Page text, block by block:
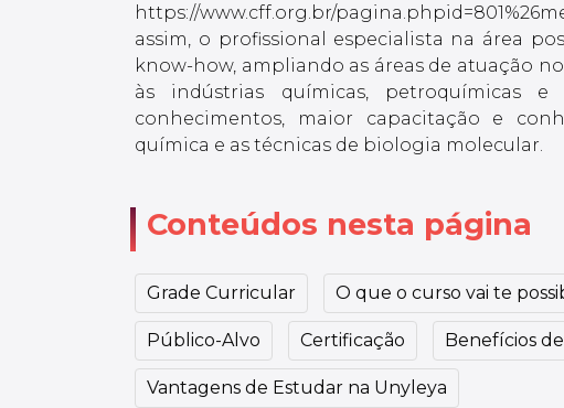
https://www.cff.org.br/
assim, o profissional especialista na área
know-how, ampliando as áreas de atuação
às indústrias químicas, petroquímicas
conhecimentos, maior capacitação e
química e as técnicas de biologia molecular.
Conteúdos nesta página
Grade Curricular O que o curso vai te
Público-Alvo Certificação Benefícios
Vantagens de Estudar na Unyleya